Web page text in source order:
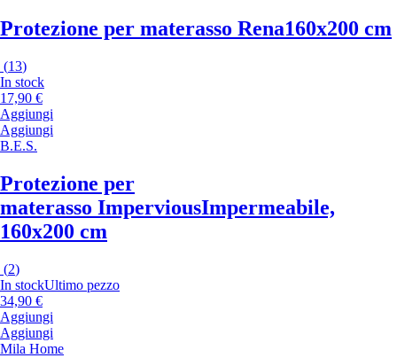
Protezione per materasso Rena160x200 cm
(13)
In stock
17,90 €
Aggiungi
Aggiungi
B.E.S.
Protezione per
materasso ImperviousImpermeabile,
160x200 cm
(2)
In stockUltimo pezzo
34,90 €
Aggiungi
Aggiungi
Mila Home